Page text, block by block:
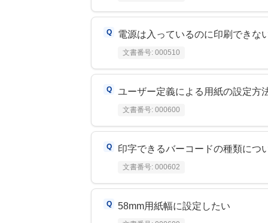
電源は入っているのに印刷できな
文書番号: 000510
ユーザー定義による用紙の設定方
文書番号: 000600
印字できるバーコードの種類につ
文書番号: 000602
58mm用紙幅に設定したい